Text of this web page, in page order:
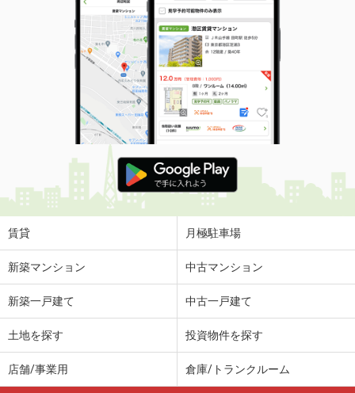
賃貸 月極駐車場
新築マンション 中古マンション
新築一戸建て 中古一戸建て
土地を探す 投資物件を探す
店舗/事業用 倉庫/トランクルーム